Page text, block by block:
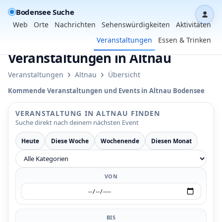
Bodensee Suche
Web Orte Nachrichten Sehenswürdigkeiten
Aktivitäten
Veranstaltungen
Essen & Trinken
Veranstaltungen in Altnau
Veranstaltungen › Altnau › Übersicht
Kommende Veranstaltungen und Events in Altnau Bodensee
VERANSTALTUNG IN ALTNAU FINDEN
Suche direkt nach deinem nächsten Event
Heute Diese Woche Wochenende Diesen Monat
VON
BIS